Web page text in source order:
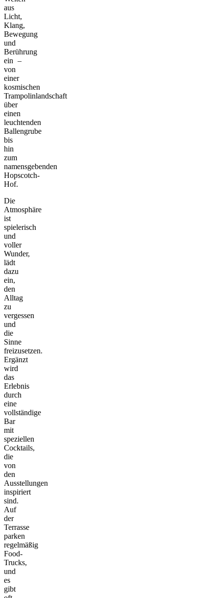
aus
Licht,
Klang,
Bewegung
und
Berührung
ein –
von
einer
kosmischen
Trampolinlandschaft
über
einen
leuchtenden
Ballengrube
bis
hin
zum
namensgebenden
Hopscotch-
Hof.
Die
Atmosphäre
ist
spielerisch
und
voller
Wunder,
lädt
dazu
ein,
den
Alltag
zu
vergessen
und
die
Sinne
freizusetzen.
Ergänzt
wird
das
Erlebnis
durch
eine
vollständige
Bar
mit
speziellen
Cocktails,
die
von
den
Ausstellungen
inspiriert
sind.
Auf
der
Terrasse
parken
regelmäßig
Food-
Trucks,
und
es
gibt